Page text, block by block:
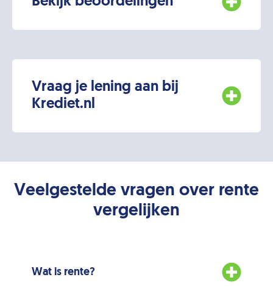
Vraag je lening aan bij
Krediet.nl
Veelgestelde vragen over rente
vergelijken
Wat is rente?